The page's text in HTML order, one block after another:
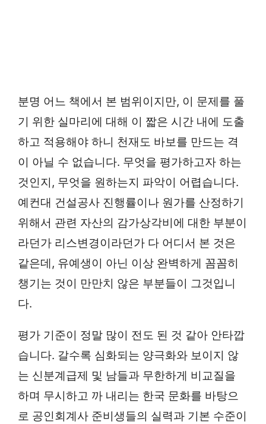
분명 어느 책에서 본 범위이지만, 이 문제를 풀
기 위한 실마리에 대해 이 짧은 시간 내에 도출
하고 적용해야 하니 천재도 바보를 만드는 격
이 아닐 수 없습니다. 무엇을 평가하고자 하는
것인지, 무엇을 원하는지 파악이 어렵습니다.
예컨대 건설공사 진행률이나 원가를 산정하기
위해서 관련 자산의 감가상각비에 대한 부분이
라던가 리스변경이라던가 다 어디서 본 것은
같은데, 유예생이 아닌 이상 완벽하게 꼼꼼히
챙기는 것이 만만치 않은 부분들이 그것입니
다.
평가 기준이 정말 많이 전도 된 것 같아 안타깝
습니다. 갈수록 심화되는 양극화와 보이지 않
는 신분계급제 및 남들과 무한하게 비교질을
하며 무시하고 까 내리는 한국 문화를 바탕으
로 공인회계사 준비생들의 실력과 기본 수준이